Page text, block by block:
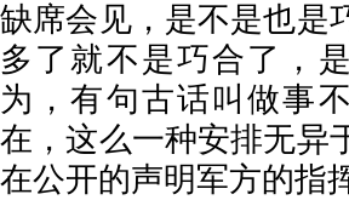
缺席会见，是不是也是
多了就不是巧合了，
为，有句古话叫做事
在，这么一种安排无异
在公开的声明军方的指